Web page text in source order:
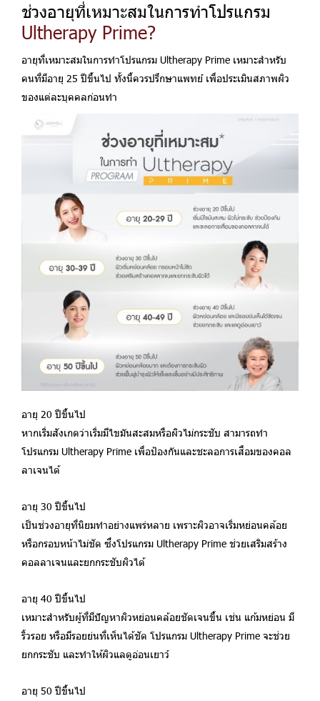
ช่วงอายุที่เหมาะสมในการทำโปรแกรม
Ultherapy Prime?
อายุที่เหมาะสมในการทำโปรแกรม Ultherapy Prime เหมาะสำหรับ
คนที่มีอายุ 25 ปีขึ้นไป ทั้งนี้ควรปรึกษาแพทย์ เพื่อประเมินสภาพผิว
ของแต่ละบุคคลก่อนทำ
อายุ 20 ปีขึ้นไป
หากเริ่มสังเกตว่าเริ่มมีไขมันสะสมหรือผิวไม่กระชับ สามารถทำ
โปรแกรม Ultherapy Prime เพื่อป้องกันและชะลอการเสื่อมของคอล
ลาเจนได้
อายุ 30 ปีขึ้นไป
เป็นช่วงอายุที่นิยมทำอย่างแพร่หลาย เพราะผิวอาจเริ่มหย่อนคล้อย
หรือกรอบหน้าไม่ชัด ซึ่งโปรแกรม Ultherapy Prime ช่วยเสริมสร้าง
คอลลาเจนและยกกระชับผิวได้
อายุ 40 ปีขึ้นไป
เหมาะสำหรับผู้ที่มีปัญหาผิวหย่อนคล้อยชัดเจนขึ้น เช่น แก้มหย่อน มี
ริ้วรอย หรือมีรอยย่นที่เห็นได้ชัด โปรแกรม Ultherapy Prime จะช่วย
ยกกระชับ และทำให้ผิวแลดูอ่อนเยาว์
อายุ 50 ปีขึ้นไป